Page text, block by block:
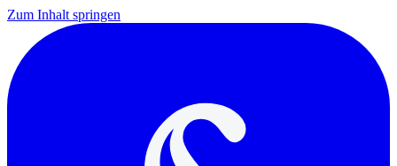
Zum Inhalt springen